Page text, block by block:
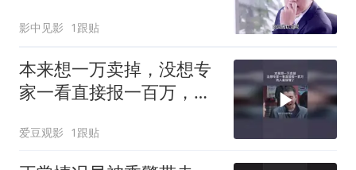
影中见影 1跟贴
本来想一万卖掉，没想专
家一看直接报一百万，男
爱豆观影 1跟贴